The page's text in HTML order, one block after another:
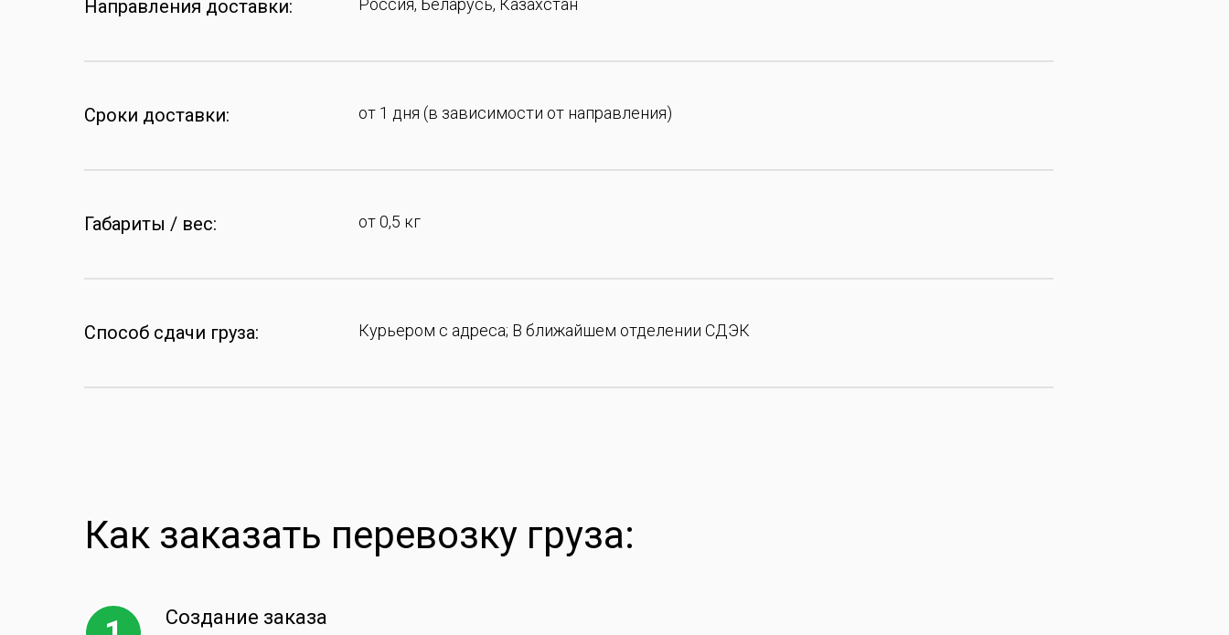
Направления доставки:
Сроки доставки: от 1 дня (в зависимости от направления)
Габариты / вес: от 0,5 кг
Способ сдачи груза: Курьером с адреса; В ближайшем отделении СДЭК
Как заказать перевозку груза:
Создание заказа